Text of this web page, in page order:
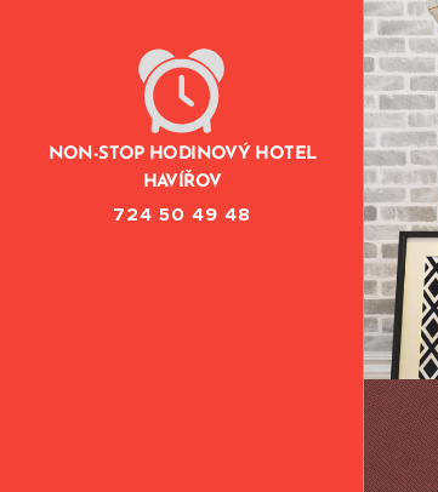
NON-STOP HODINOVÝ HOTEL
HAVÍŘOV
724 50 49 48